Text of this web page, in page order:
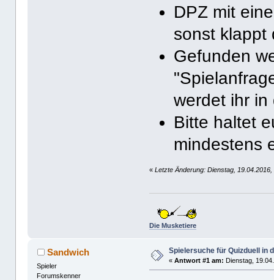
DPZ mit
sonst klappt
Gefunden
werdet ihr in
Bitte haltet
mindestens
«Letzte Änderung: Dienstag,
Die Musketiere
Sandwich
Spieler
Forumskenner
Spielersuche für Quizduell in
«Antwort #1 am: Dienstag,